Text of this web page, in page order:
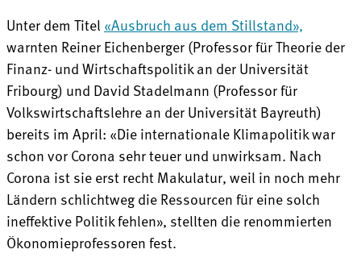
Unter dem Titel «Ausbruch aus dem Stillstand»,
warnten Reiner Eichenberger (Professor für Theorie der
Finanz- und Wirtschaftspolitik an der Universität
Fribourg) und David Stadelmann (Professor für
Volkswirtschaftslehre an der Universität Bayreuth)
bereits im April: «Die internationale Klimapolitik war
schon vor Corona sehr teuer und unwirksam. Nach
Corona ist sie erst recht Makulatur, weil in noch mehr
Ländern schlichtweg die Ressourcen für eine solch
ineffektive Politik fehlen», stellten die renommierten
Ökonomieprofessoren fest.